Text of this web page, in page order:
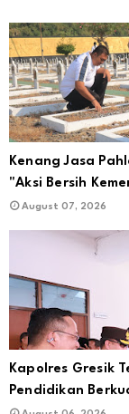
Kenang Jasa
"Aksi Bersih
August 07, 2026
Kapolres Gresik
Pendidikan